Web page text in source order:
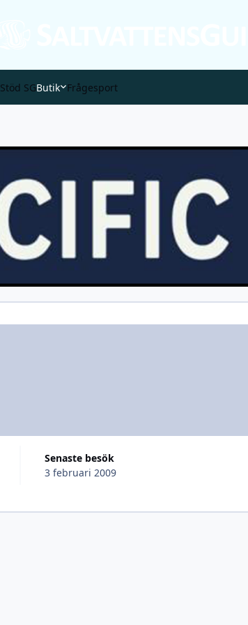
Stöd SGButik Frågesport
Senaste besök
3 februari 2009